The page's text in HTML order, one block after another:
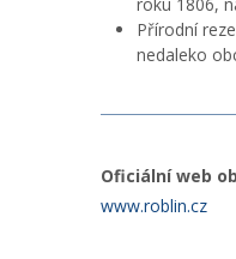
Přírodní
nedaleko
Oficiální web
www.roblin.cz